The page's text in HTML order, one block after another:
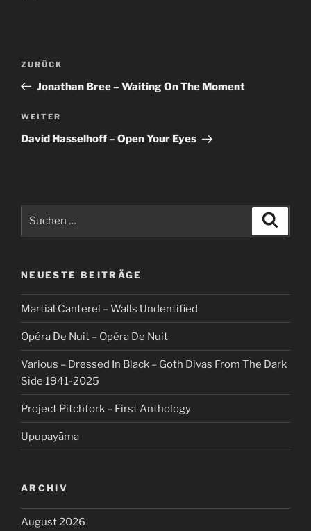
Beitragsnavigation
Vorheriger
Beitrag
ZURÜCK
Jonathan Bree – Waiting On The Moment
Nächster
Beitrag
WEITER
David Hasselhoff – Open Your Eyes
NEUESTE BEITRÄGE
Martial Canterel – Walls Undentified
Opéra De Nuit – Opéra De Nuit
Various – Dressed In Black – Goth Divas From The Dark
Side 1941-2025
Project Pitchfork – First Anthology
Upupayāma
ARCHIV
August 2026